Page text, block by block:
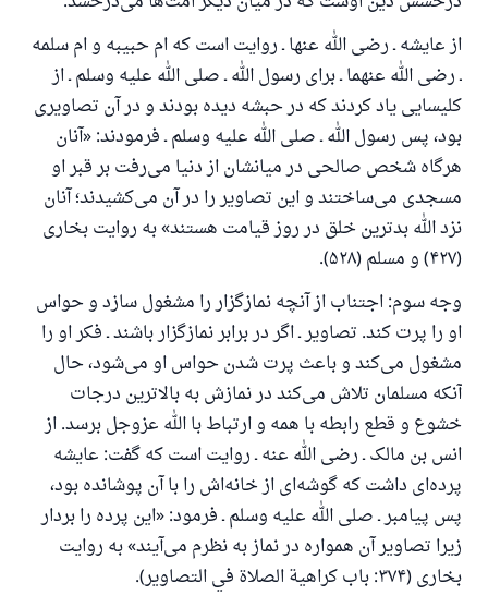
از عایشه ـ رضی الله عنها ـ روایت است که ام حبیبه و ام سلمه
ـ رضی الله عنهما ـ برای رسول الله ـ صلی الله علیه وسلم ـ از
کلیسایی یاد کردند که در حبشه دیده بودند و در آن تصاویری
بود، پس رسول الله ـ صلی الله علیه وسلم ـ فرمودند: «آنان
هرگاه شخص صالحی در میانشان از دنیا می‌رفت بر قبر او
مسجدی می‌ساختند و این تصاویر را در آن می‌کشیدند؛ آنان
نزد الله بدترین خلق در روز قیامت هستند» به روایت بخاری
(۴۲۷) و مسلم (۵۲۸).
وجه سوم: اجتناب از آنچه نمازگزار را مشغول سازد و حواس
او را پرت کند. تصاویر ـ اگر در برابر نمازگزار باشند ـ فکر او را
مشغول می‌کند و باعث پرت شدن حواس او می‌شود، حال
آنکه مسلمان تلاش می‌کند در نمازش به بالاترین درجات
خشوع و قطع رابطه با همه و ارتباط با الله عزوجل برسد. از
انس بن مالک ـ رضی الله عنه ـ روایت است که گفت: عایشه
پرده‌ای داشت که گوشه‌ای از خانه‌اش را با آن پوشانده بود،
پس پیامبر ـ صلی الله علیه وسلم ـ فرمود: «این پرده را بردار
زیرا تصاویر آن همواره در نماز به نظرم می‌آیند» به روایت
بخاری (۳۷۴: باب کراهية الصلاة في التصاویر).